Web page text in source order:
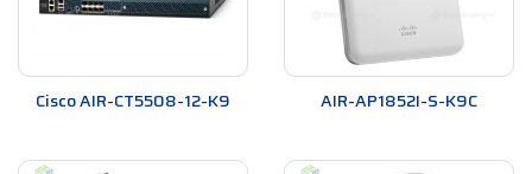
Cisco AIR-CT5508-12-K9 AIR-AP1852I-S-K9C